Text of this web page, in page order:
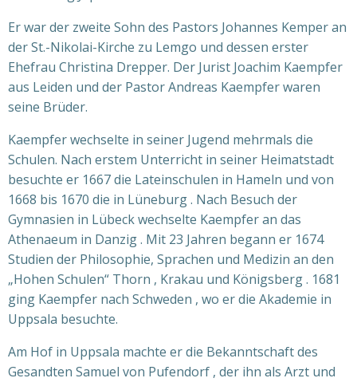
Er war der zweite Sohn des Pastors Johannes Kemper an
der St.-Nikolai-Kirche zu Lemgo und dessen erster
Ehefrau Christina Drepper. Der Jurist Joachim Kaempfer
aus Leiden und der Pastor Andreas Kaempfer waren
seine Brüder.
Kaempfer wechselte in seiner Jugend mehrmals die
Schulen. Nach erstem Unterricht in seiner Heimatstadt
besuchte er 1667 die Lateinschulen in Hameln und von
1668 bis 1670 die in Lüneburg . Nach Besuch der
Gymnasien in Lübeck wechselte Kaempfer an das
Athenaeum in Danzig . Mit 23 Jahren begann er 1674
Studien der Philosophie, Sprachen und Medizin an den
„Hohen Schulen“ Thorn , Krakau und Königsberg . 1681
ging Kaempfer nach Schweden , wo er die Akademie in
Uppsala besuchte.
Am Hof in Uppsala machte er die Bekanntschaft des
Gesandten Samuel von Pufendorf , der ihn als Arzt und